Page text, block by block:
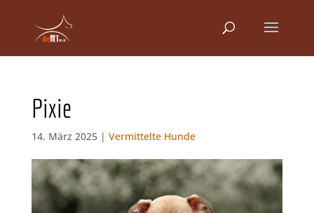
Pixie
14. März 2025 | Vermittelte Hunde